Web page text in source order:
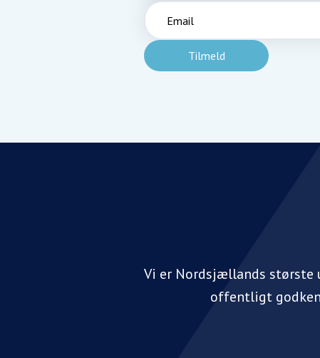
Vi er Nordsjællands største
offentligt